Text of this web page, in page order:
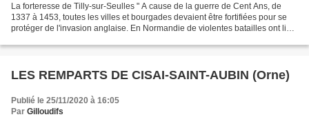
La forteresse de Tilly-sur-Seulles " A cause de la guerre de Cent Ans, de
1337 à 1453, toutes les villes et bourgades devaient être fortifiées pour se
protéger de l'invasion anglaise. En Normandie de violentes batailles ont lieu.
LES REMPARTS DE CISAI-SAINT-AUBIN (Orne)
Publié le 25/11/2020 à 16:05
Par Gilloudifs